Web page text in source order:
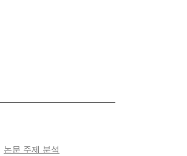
논문 주제 분석